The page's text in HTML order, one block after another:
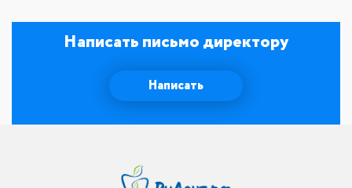
Написать письмо директору
Написать